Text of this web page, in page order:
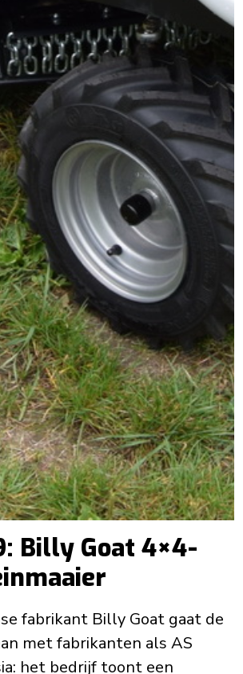
Billy Goat 4×4-
fabrikant Billy Goat gaat de
met fabrikanten als AS
het bedrijf toont een